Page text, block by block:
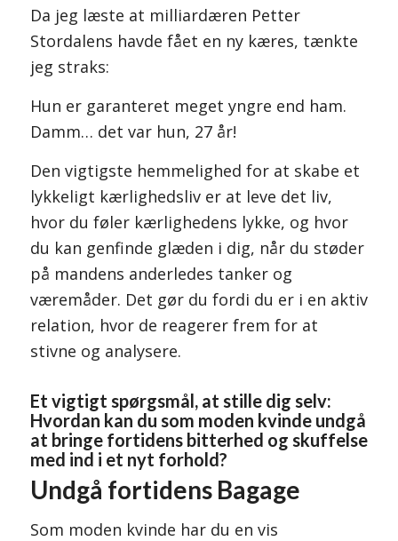
Da jeg læste at milliardæren Petter
Stordalens havde fået en ny kæres, tænkte
jeg straks:
Hun er garanteret meget yngre end ham.
Damm… det var hun, 27 år!
Den vigtigste hemmelighed for at skabe et
lykkeligt kærlighedsliv er at leve det liv,
hvor du føler kærlighedens lykke, og hvor
du kan genfinde glæden i dig, når du støder
på mandens anderledes tanker og
væremåder. Det gør du fordi du er i en aktiv
relation, hvor de reagerer frem for at
stivne og analysere.
Et vigtigt spørgsmål, at stille dig selv:
Hvordan kan du som moden kvinde undgå
at bringe fortidens bitterhed og skuffelse
med ind i et nyt forhold?
Undgå fortidens Bagage
Som moden kvinde har du en vis